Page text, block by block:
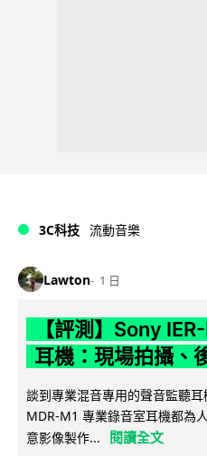
3C科技 流動音樂
Lawton 1 日
【評測】Sony
耳機：現場拍攝、
談到專業混音專用的聲音監聽
MDR-M1 專業錄音室耳機都為
意影像製作...
閱讀全文